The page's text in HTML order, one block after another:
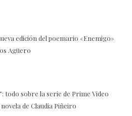
edición del poemario «Enemigo»
Agüero
todo sobre la serie de Prime Video
de Claudia Piñeiro